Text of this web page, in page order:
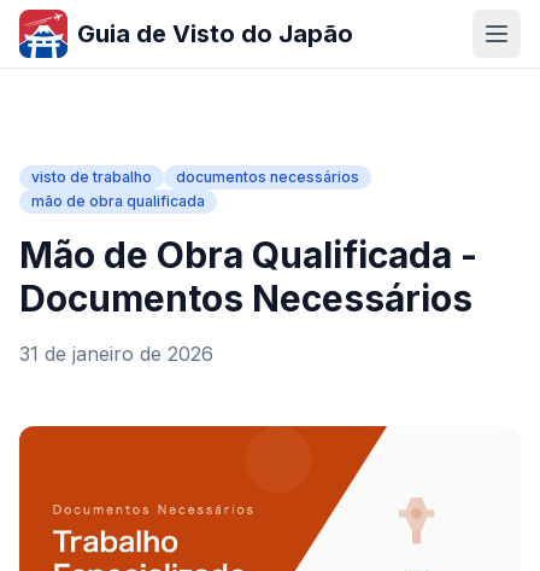
Guia de Visto do Japão
visto de trabalho
documentos necessários
mão de obra qualificada
Mão de Obra Qualificada -
Documentos Necessários
31 de janeiro de 2026